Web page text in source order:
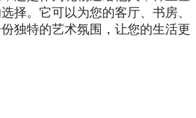
择。它可以为您的客厅、书房、
独特的艺术氛围，让您的生活更